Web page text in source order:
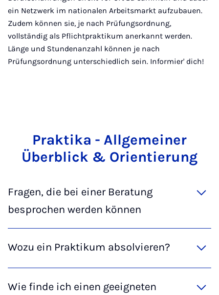
ein Netzwerk im nationalen Arbeitsmarkt aufzubauen.
Zudem können sie, je nach Prüfungsordnung,
vollständig als Pflichtpraktikum anerkannt werden.
Länge und Stundenanzahl können je nach
Prüfungsordnung unterschiedlich sein. Informier' dich!
Prak­ti­ka - All­ge­mei­ner
Über­blick & Ori­en­tie­rung
Fragen, die bei einer Beratung
besprochen werden können
Wozu ein Praktikum absolvieren?
Wie finde ich einen geeigneten